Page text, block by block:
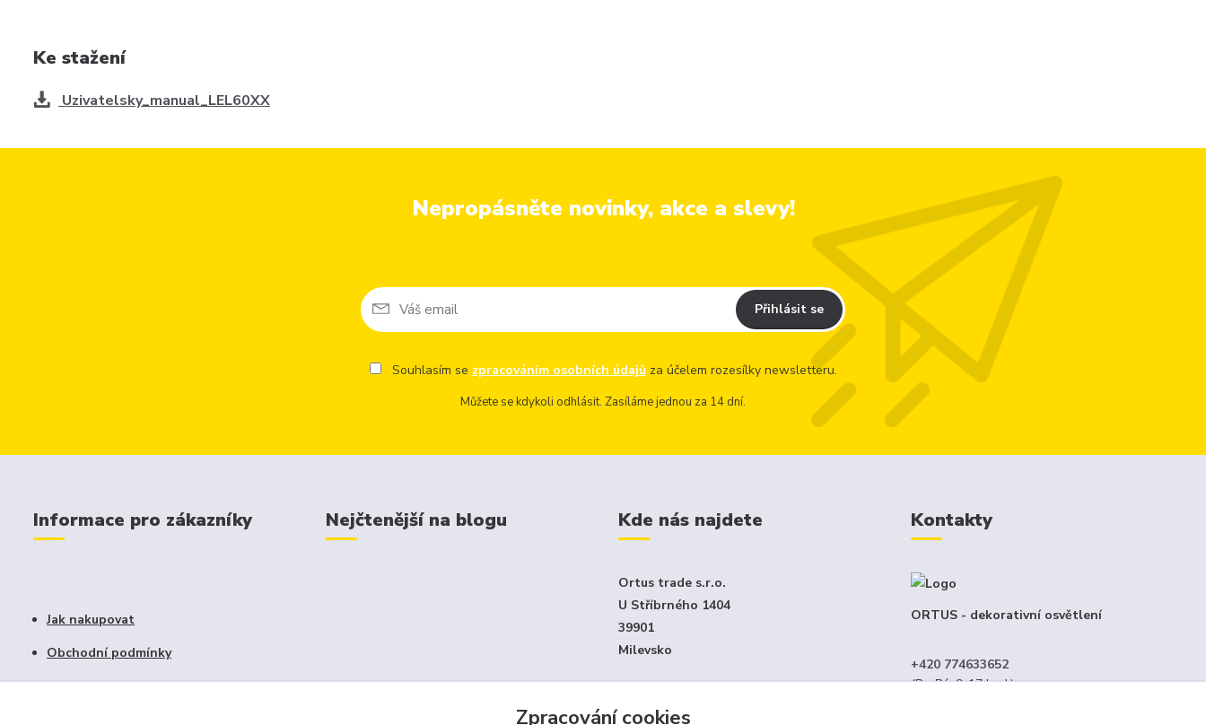
Ke stažení
Uzivatelsky_manual_LEL60XX
Nepropásněte novinky, akce a slevy!
Přihlásit se
Souhlasím se zpracováním osobních údajůza účelem rozesílky newsletteru.
Můžete se kdykoli odhlásit. Zasíláme jednou za 14 dní.
Informace pro zákazníky
Jak nakupovat
Obchodní podmínky
Fotogalerie
Nejčtenější na blogu Kde nás najdete
Ortus trade s.r.o.
U Stříbrného 1404
39901
Milevsko
Jen e-shop - není klasický kamenný
Kontakty
ORTUS - dekorativní osvětlení
+420 774633652
(Po-Pá, 9-17 hod.)
Zpracování cookies